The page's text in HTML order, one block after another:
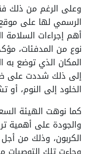
وعلى الرغم من ذلك
الرسمي لها على
أهم إجراءات
نوع من المدفئات،
المكان الذي توضع
إلى ذلك شددت على
الخلود إلى النوم، أو
كما نوهت الهيئة
والجودة على أهمية
الكربون، وذلك من